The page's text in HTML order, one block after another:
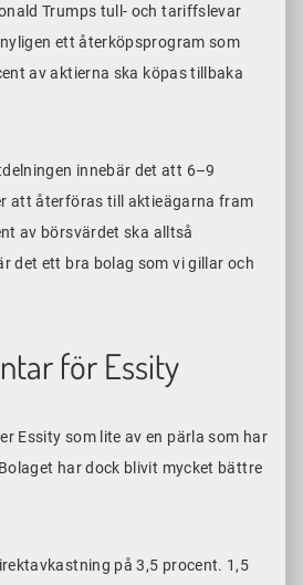
Trumps tull- och tariffslevar
ett återköpsprogram som
av aktierna ska köpas tillbaka
innebär det att 6–9
att återföras till aktieägarna fram
av börsvärdet ska alltså
det ett bra bolag som vi gillar och
för Essity
Essity som lite av en pärla som har
har dock blivit mycket bättre
på 3,5 procent. 1,5